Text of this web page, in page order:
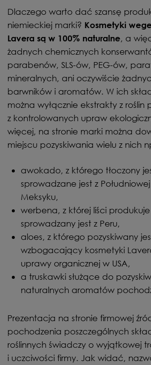
Dlaczego warto dać szansę
niemieckiej marki? Kosmetyki
Lavera są w 100% naturalne, a
żadnych chemicznych
parabenów, SLS-ów, PEG-ów,
mineralnych, ani oczywiście
barwników i aromatów. W ich
można wyłącznie ekstrakty z
z kontrolowanych upraw
więcej, na stronie marki można
miejscu pozyskiwania wielu z nich
awokado, z którego tłoczony
sprowadzane jest z
Meksyku,
werbena, z której liści
sprowadzany jest z Peru,
aloes, z którego pozyskiwany
wzbogacający kosmetyki
uprawy organicznej w USA,
a truskawki służące do
naturalnych aromatów
Prezentacja na stronie firmowej
pochodzenia poszczególnych
roślinnych świadczy o wyjątkowej
i uczciwości firmy. Jak widać,